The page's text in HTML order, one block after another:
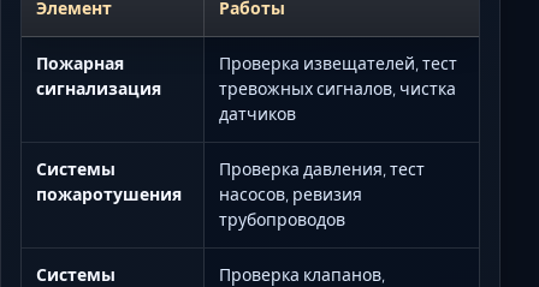
Элемент Работы
Пожарная
сигнализация
Проверка извещателей, тест
тревожных сигналов, чистка
датчиков
Системы
пожаротушения
Проверка давления, тест
насосов, ревизия
трубопроводов
Системы
Проверка клапанов,